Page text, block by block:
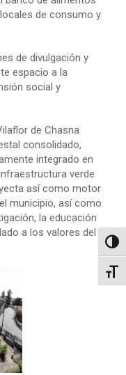
de consumo y
de divulgación y
espacio a la
social y
de Chasna
consolidado,
integrado en
verde
así como motor
municipio, así como
la educación
a los valores del